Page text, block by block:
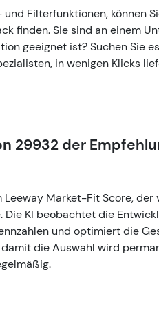
Filterfunktionen, können
finden. Sie sind an einem
geeignet ist? Suchen Sie
in wenigen Klicks
29932 der
Market-Fit Score, der
KI beobachtet die
und optimiert die
die Auswahl wird